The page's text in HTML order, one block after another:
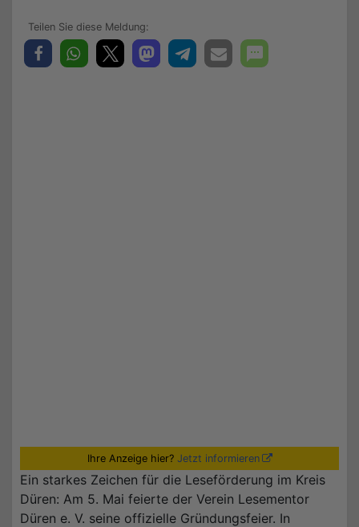
Ihre Anzeige hier? Jetzt informieren
Ein starkes Zeichen für die Leseförderung im Kreis
Düren: Am 5. Mai feierte der Verein Lesementor
Düren e. V. seine offizielle Gründungsfeier. In